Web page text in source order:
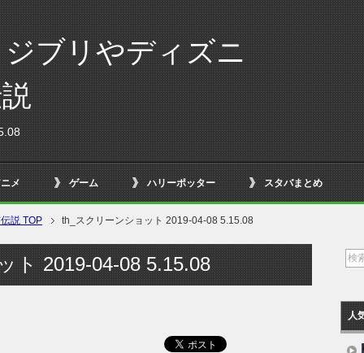
ブリやディズニ
メ ゲーム ハリーポッター スタバまとめ
説 TOP th_スクリーンショット 2019-04-08 5.15.08
ト 2019-04-08 5.15.08
人